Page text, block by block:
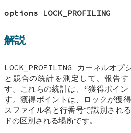
options LOCK_PROFILING
解説
LOCK_PROFILING
カーネルオプ
と競合の統計を測定して、報告
す。これらの統計は、“獲得ポイン
す。獲得ポイントは、ロックが獲
スファイル名と行番号で識別され
ドの区別される場所です。